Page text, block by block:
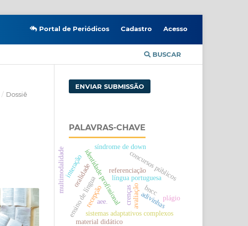
BUSCAR
Portal de Periódicos Cadastro Acesso
/ Dossiê
ENVIAR SUBMISSÃO
PALAVRAS-CHAVE
identidade profissional
sistemas adaptativos complexos
crenças
língua portuguesa
avaliação
concursos públicos
adivinhas
recepção
síndrome de down
oralidade
ensino de língua
material didático
interação referenciação
multimodalidade bncc
plágio
aee.